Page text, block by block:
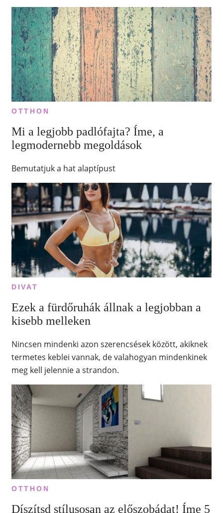
OTTHON
Mi a legjobb padlófajta? Íme, a
legmodernebb megoldások
Bemutatjuk a hat alaptípust
DIVAT
Ezek a fürdőruhák állnak a legjobban a
kisebb melleken
Nincsen mindenki azon szerencsések között, akiknek
termetes keblei vannak, de valahogyan mindenkinek
meg kell jelennie a strandon.
OTTHON
Díszítsd stílusosan az előszobádat! Íme 5